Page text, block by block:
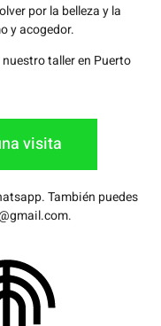
por la belleza y la
y acogedor.
taller en Puerto
visita
También puedes